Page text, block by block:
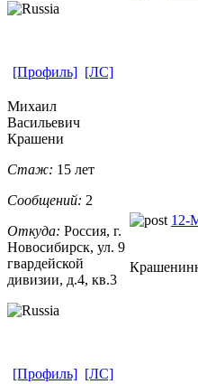
[Профиль] [ЛС]
Михаил
Васильевич
Крашени
Стаж: 15 лет
Сообщений: 2
Откуда: Россия, г.
Новосибирск, ​ ул. 9
гвардейской
дивизии, д.4, кв.3
12-
[Профиль] [ЛС]